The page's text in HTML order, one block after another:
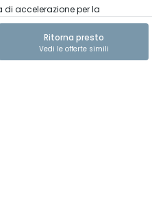
Ritorna presto
Vedi le offerte simili
accelerazione per la
turistiche, sportive, culturali
stato finanziato dal FEDER
Europea alla pandemia
19.